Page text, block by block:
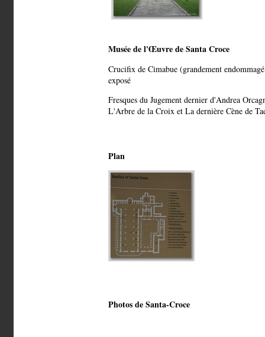
Musée de l'Œuvre de Santa Croce
Crucifix de Cimabue (grandement
exposé
Fresques du Jugement dernier d'Andrea
L'Arbre de la Croix et La dernière Cène de
Plan
Photos de Santa-Croce